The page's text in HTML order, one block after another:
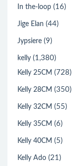
In the-loop (16)
Jige Elan (44)
Jypsiere (9)
kelly (1,380)
Kelly 25CM (728)
Kelly 28CM (350)
Kelly 32CM (55)
Kelly 35CM (6)
Kelly 40CM (5)
Kelly Ado (21)